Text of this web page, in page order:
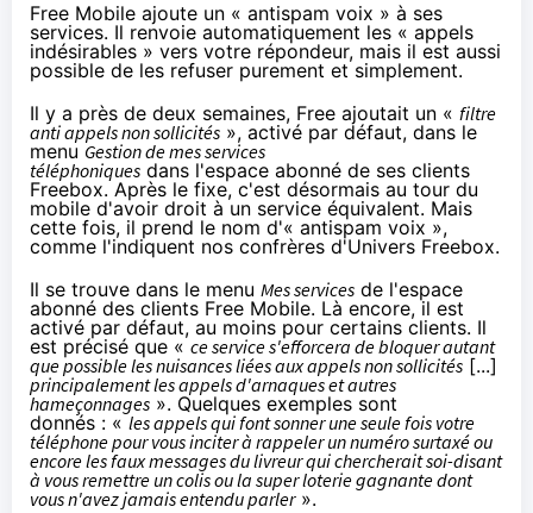
Free Mobile ajoute un « antispam voix » à ses
services. Il renvoie automatiquement les « appels
indésirables » vers votre répondeur, mais il est aussi
possible de les refuser purement et simplement.
Il y a près de deux semaines, Free ajoutait un « filtre
anti appels non sollicités », activé par défaut, dans le
menu Gestion de mes services
téléphoniques dans l'espace abonné de ses clients
Freebox. Après le fixe, c'est désormais au tour du
mobile d'avoir droit à un service équivalent. Mais
cette fois, il prend le nom d'« antispam voix »,
comme l'indiquent nos confrères d'Univers Freebox.
Il se trouve dans le menu Mes services de l'espace
abonné des clients Free Mobile. Là encore, il est
activé par défaut, au moins pour certains clients. Il
est précisé que « ce service s'efforcera de bloquer autant
que possible les nuisances liées aux appels non sollicités [...]
principalement les appels d'arnaques et autres
hameçonnages ». Quelques exemples sont
donnés : « les appels qui font sonner une seule fois votre
téléphone pour vous inciter à rappeler un numéro surtaxé ou
encore les faux messages du livreur qui chercherait soi-disant
à vous remettre un colis ou la super loterie gagnante dont
vous n'avez jamais entendu parler».